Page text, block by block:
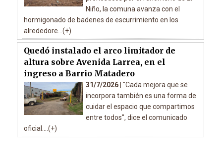
Niño, la comuna avanza con el
hormigonado de badenes de escurrimiento en los
alrededore...(+)
Quedó instalado el arco limitador de
altura sobre Avenida Larrea, en el
ingreso a Barrio Matadero
31/7/2026 | "Cada mejora que se
incorpora también es una forma de
cuidar el espacio que compartimos
entre todos", dice el comunicado
oficial....(+)